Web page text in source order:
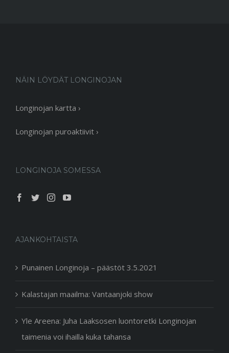
NÄIN LÖYDÄT LONGINOJAN
Longinojan kartta ›
Longinojan puroaktiivit ›
LONGINOJA SOMESSA
AJANKOHTAISTA
Punainen Longinoja – päästöt 3.5.2021
Kalastajan maailma: Vantaanjoki show
Yle Areena: Juha Laaksosen luontoretki Longinojan
taimenia voi ihailla kuka tahansa